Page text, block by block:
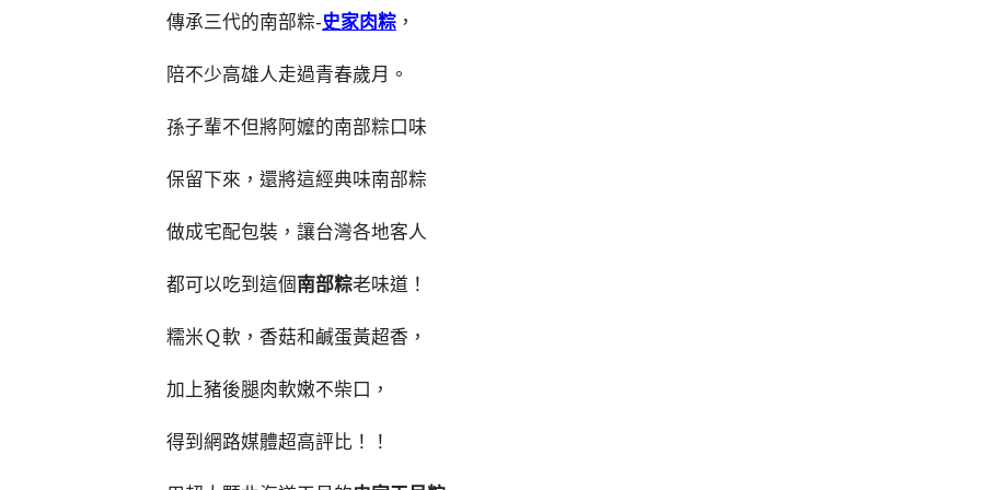
傳承三代的南部粽-史家肉粽 ，
陪不少高雄人走過青春歲月。
孫子輩不但將阿嬤的南部粽口味
保留下來，還將這經典味南部粽
做成宅配包裝，讓台灣各地客人
都可以吃到這個 南部粽老味道！
糯米Ｑ軟，香菇和鹹蛋黃超香，
加上豬後腿肉軟嫩不柴口，
得到網路媒體超高評比！！